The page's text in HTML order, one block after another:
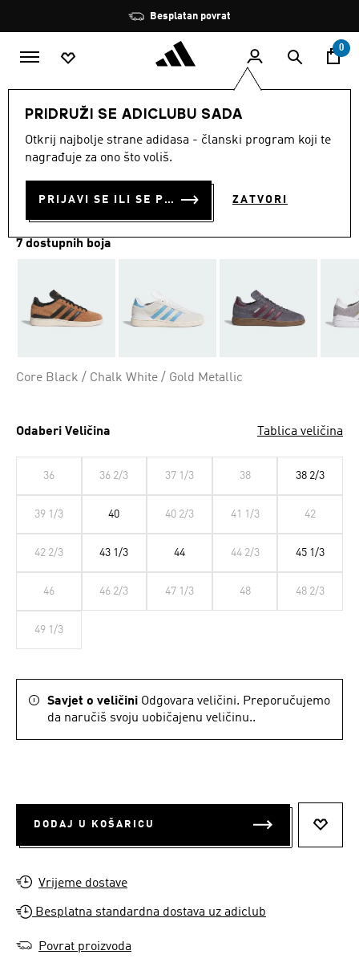
Zaustavi
rotaciju
Besplatan povrat
0
PRIDRUŽI SE ADICLUBU SADA
Otkrij najbolje strane adidasa - članski program koji te
nagrađuje za ono što voliš.
PRIJAVI SE ILI SE PRIDRUŽI SADA ZATVORI
MODNE MARKE
TENISICE BUSENITZ
€ 90.00
7 dostupnih boja
Core Black / Chalk White / Gold Metallic
Odaberi Veličina Tablica veličina
36 36 2/3 37 1/3 38 38 2/3
39 1/3 40 40 2/3 41 1/3 42
42 2/3 43 1/3 44 44 2/3 45 1/3
46 46 2/3 47 1/3 48 48 2/3
49 1/3
Savjet o veličini Odgovara veličini. Preporučujemo
da naručiš svoju uobičajenu veličinu..
DODAJ U KOŠARICU
Vrijeme dostave
Besplatna standardna dostava uz adiclub
Povrat proizvoda